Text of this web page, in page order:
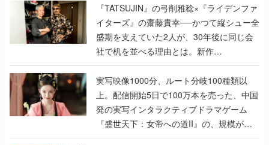
く
『TATSUJIN』の弓削雅稔×『ライデンファ
イターズ』の齋藤貴幸──かつて縦シュー全
盛期を支えていた2人が、30年後に同じ会
社で机を並べる理由とは。新作
『TATSUJIN EXTREME』で初タッグを組
んだレジェンド2人に訊く開発秘話
実写映像1000分、ルート分岐100種類以
上。配信開始5日で100万本を売った、中国
発の実写インタラクティブドラマゲーム
『盛世天下：女帝への道II』の、規模が違
うこだわりをプロデューサーに聞いた